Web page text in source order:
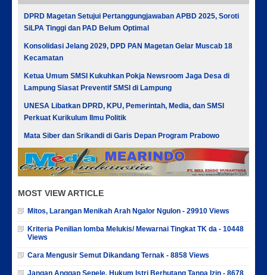
DPRD Magetan Setujui Pertanggungjawaban APBD 2025, Soroti
SiLPA Tinggi dan PAD Belum Optimal
Konsolidasi Jelang 2029, DPD PAN Magetan Gelar Muscab 18
Kecamatan
Ketua Umum SMSI Kukuhkan Pokja Newsroom Jaga Desa di
Lampung Siasat Preventif SMSI di Lampung
UNESA Libatkan DPRD, KPU, Pemerintah, Media, dan SMSI
Perkuat Kurikulum Ilmu Politik
Mata Siber dan Srikandi di Garis Depan Program Prabowo
MOST VIEW ARTICLE
Mitos, Larangan Menikah Arah Ngalor Ngulon - 29910 Views
Kriteria Penilian lomba Melukis/ Mewarnai Tingkat TK da - 10448
Views
Cara Mengusir Semut Dikandang Ternak - 8858 Views
Jangan Anggap Sepele, Hukum Istri Berhutang Tanpa Izin - 8678